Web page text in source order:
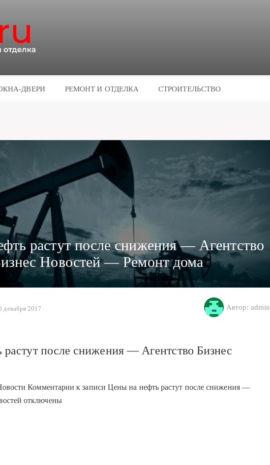
ДВЕРИ РЕМОНТ И ОТДЕЛКА СТРОИТЕЛЬСТВО
растут после снижения — Агентство
Новостей — Ремонт дома
декабря 2017 Автор: admin
после снижения — Агентство Бизнес
Комментариик записи Цены на нефть растут после снижения —
отключены